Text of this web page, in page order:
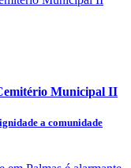
Municipal II
a comunidade